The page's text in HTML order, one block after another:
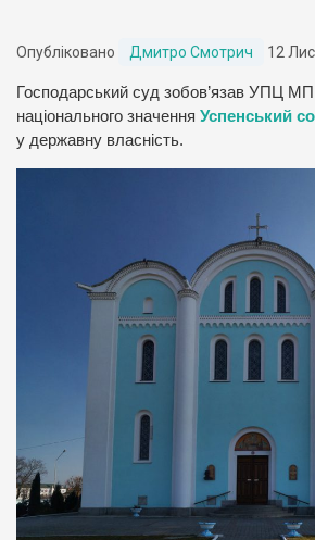
Опубліковано Дмитро Смотрич 12
Господарський суд зобов’язав УПЦ МП
національного значення Успенський
у державну власність.